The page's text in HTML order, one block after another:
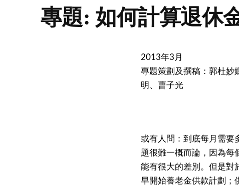
專題: 如何計算退休
2013年3 月
專題策劃及撰稿：郭杜妙
明、曹子光
或有人問：到底每月需要
題很難一概而論，因為每
能有很大的差別。但是對
早開始養老金供款計劃；